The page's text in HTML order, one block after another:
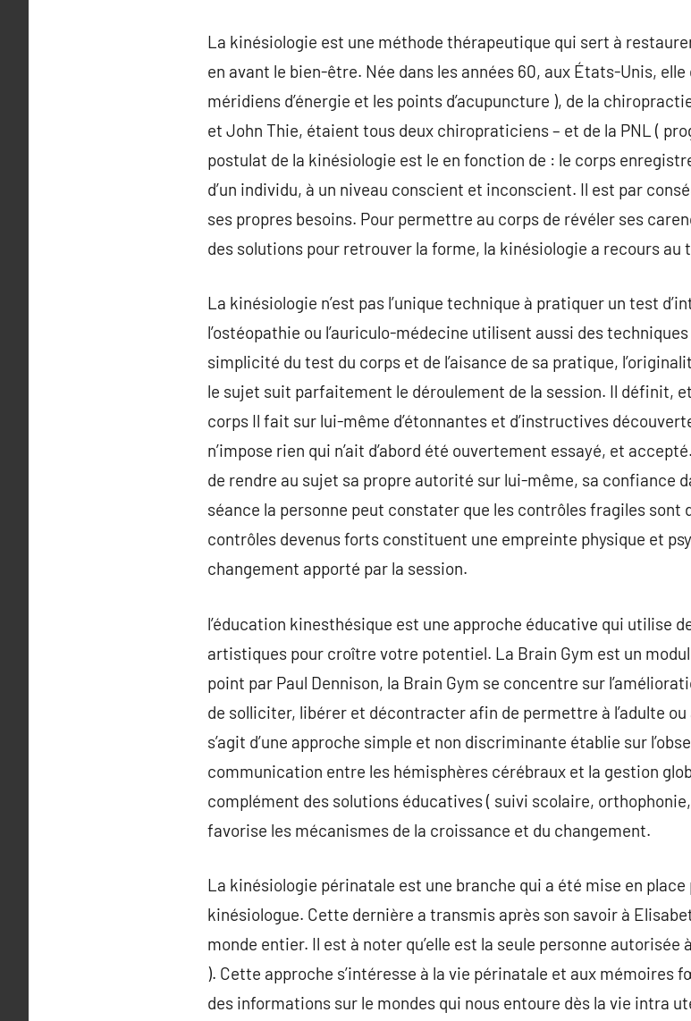
La kinésiologie est une méthode thérapeutique qui sert à
en avant le bien-être. Née dans les années 60, aux États-Unis,
méridiens d’énergie et les points d’acupuncture ), de la
et John Thie, étaient tous deux chiropraticiens – et de la PNL (
postulat de la kinésiologie est le en fonction de : le corps
d’un individu, à un niveau conscient et inconscient. Il est par
ses propres besoins. Pour permettre au corps de révéler ses
des solutions pour retrouver la forme, la kinésiologie a recours au
La kinésiologie n’est pas l’unique technique à pratiquer un test
l’ostéopathie ou l’auriculo-médecine utilisent aussi des techniques
simplicité du test du corps et de l’aisance de sa pratique,
le sujet suit parfaitement le déroulement de la session. Il définit,
corps Il fait sur lui-même d’étonnantes et d’instructives
n’impose rien qui n’ait d’abord été ouvertement essayé, et
de rendre au sujet sa propre autorité sur lui-même, sa confiance
séance la personne peut constater que les contrôles fragiles
contrôles devenus forts constituent une empreinte physique et
changement apporté par la session.
l’éducation kinesthésique est une approche éducative qui utilise
artistiques pour croître votre potentiel. La Brain Gym est un
point par Paul Dennison, la Brain Gym se concentre sur
de solliciter, libérer et décontracter afin de permettre à l’adulte ou
s’agit d’une approche simple et non discriminante établie sur
communication entre les hémisphères cérébraux et la gestion
complément des solutions éducatives ( suivi scolaire,
favorise les mécanismes de la croissance et du changement.
La kinésiologie périnatale est une branche qui a été mise en
kinésiologue. Cette dernière a transmis après son savoir à
monde entier. Il est à noter qu’elle est la seule personne
). Cette approche s’intéresse à la vie périnatale et aux mémoires
des informations sur le mondes qui nous entoure dès la vie intra